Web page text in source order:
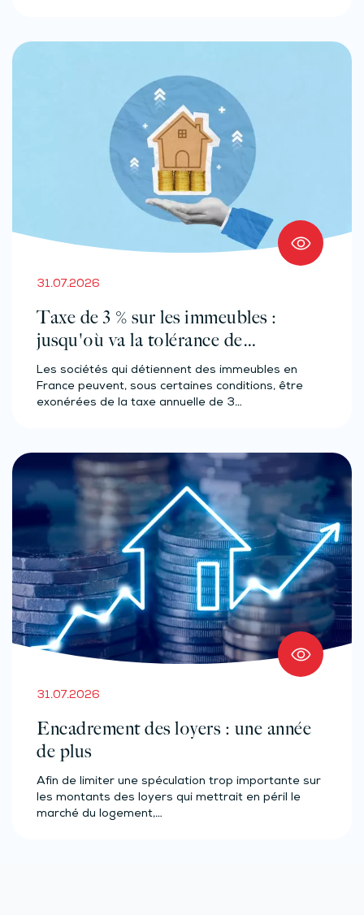
31.07.2026
Taxe de 3 % sur les immeubles :
jusqu'où va la tolérance de
l'administration ?
Les sociétés qui détiennent des immeubles en
France peuvent, sous certaines conditions, être
exonérées de la taxe annuelle de 3…
31.07.2026
Encadrement des loyers : une année
de plus
Afin de limiter une spéculation trop importante sur
les montants des loyers qui mettrait en péril le
marché du logement,…